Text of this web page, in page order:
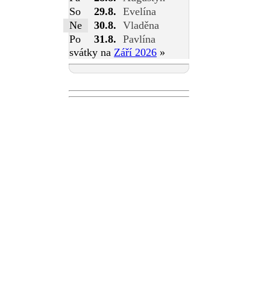
So
29.8. Evelína
Ne
30.8. Vladěna
Po
31.8. Pavlína
svátky na Září 2026 »